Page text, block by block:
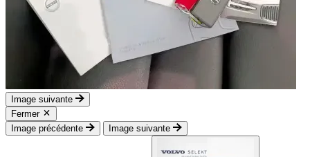
Image suivante
Fermer
Image précédente
Image suivante